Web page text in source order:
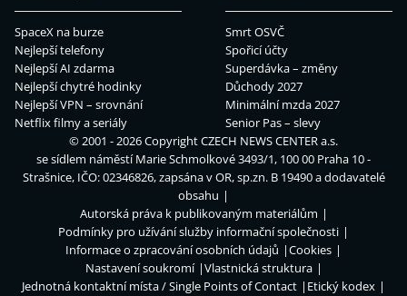
SpaceX na burze
Nejlepší telefony
Nejlepší AI zdarma
Nejlepší chytré hodinky
Nejlepší VPN – srovnání
Netflix filmy a seriály
Smrt OSVČ
Spořicí účty
Superdávka – změny
Důchody 2027
Minimální mzda 2027
Senior Pas – slevy
© 2001 - 2026 CopyrightCZECH NEWS CENTER a.s.
se sídlem náměstí Marie Schmolkové 3493/1, 100 00 Praha 10 -
Strašnice, IČO: 02346826, zapsána v OR, sp.zn. B 19490 a dodavatelé
obsahu
Autorská práva k publikovaným materiálům
Podmínky pro užívání služby informační společnosti
Informace o zpracování osobních údajů
Cookies
Nastavení soukromí
Vlastnická struktura
Jednotná kontaktní místa / Single Points of Contact
Etický kodex